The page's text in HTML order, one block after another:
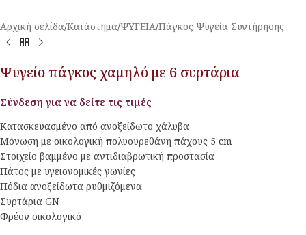
Αρχική σελίδα/Κατάστημα/ΨΥΓΕΙΑ/Πάγκος Ψυγεία Συντήρησης
Ψυγείο πάγκος χαμηλό με 6 συρτάρια
Σύνδεση για να δείτε τις τιμές
Κατασκευασμένο από ανοξείδωτο χάλυβα
Μόνωση με οικολογική πολυουρεθάνη πάχους 5 cm
Στοιχείο βαμμένο με αντιδιαβρωτική προστασία
Πάτος με υγειονομικές γωνίες
Πόδια ανοξείδωτα ρυθμιζόμενα
Συρτάρια GN
Φρέον οικολογικό